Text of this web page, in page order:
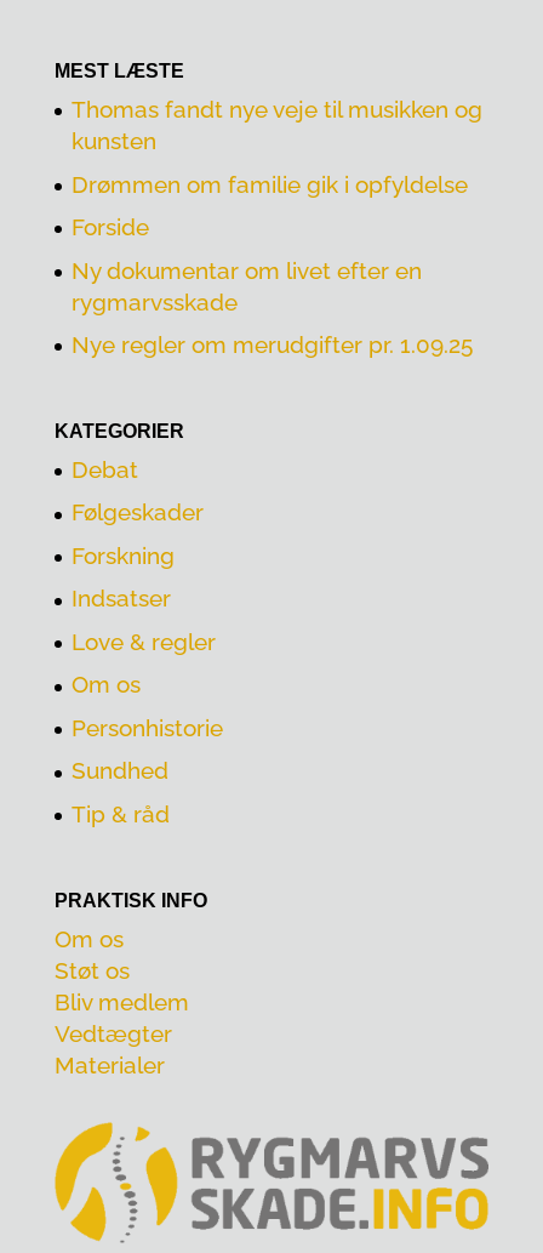
MEST LÆSTE
Thomas fandt nye veje til musikken og
kunsten
Drømmen om familie gik i opfyldelse
Forside
Ny dokumentar om livet efter en
rygmarvsskade
Nye regler om merudgifter pr. 1.09.25
KATEGORIER
Debat
Følgeskader
Forskning
Indsatser
Love & regler
Om os
Personhistorie
Sundhed
Tip & råd
PRAKTISK INFO
Om os
Støt os
Bliv medlem
Vedtægter
Materialer